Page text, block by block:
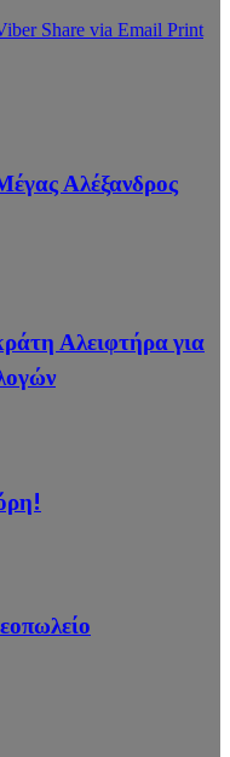
Share via Email Print
Αλέξανδρος
Αλειφτήρα για